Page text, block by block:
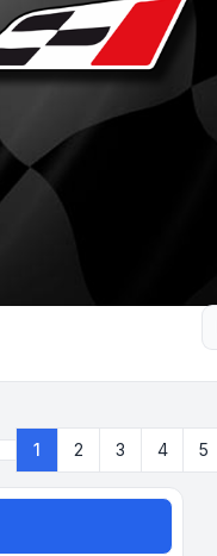
de
1 2 3 4 5